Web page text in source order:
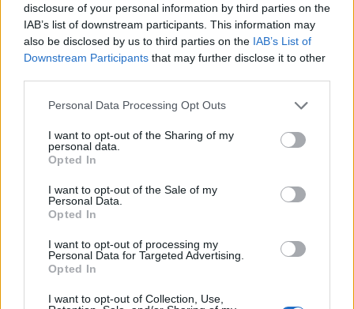
disclosure of your personal information by third parties on the
IAB’s list of downstream participants. This information may
also be disclosed by us to third parties on the IAB’s List of
Downstream Participants that may further disclose it to other
Please note that this website/app uses one or more Google
not limited to your visit or usage behaviour. You may click to
grant or deny consent to Google and its third-party tags to
use your data for below specified purposes in below Google
consent section.
Personal Data Processing Opt Outs
I want to opt-out of the Sharing of my
personal data.
Opted In
I want to opt-out of the Sale of my
Personal Data.
Opted In
I want to opt-out of processing my
Personal Data for Targeted Advertising.
Opted In
I want to opt-out of Collection, Use,
Όσο για το μέλλον της χώρας μετά την αποχώρηση
Βλαντίμιρ Πούτιν θεωρεί πως είναι «αδύνατο να
επιβληθεί οτιδήποτε από το εξωτερικό».